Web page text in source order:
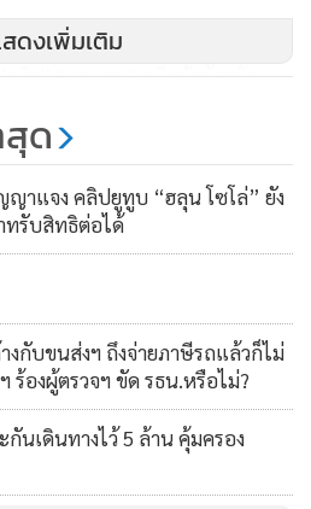
[คลิป] “ดร.เจน” อดีตนักร้องดัง
ภาวะ “พ.ร.ก.ฉุกเฉิน”
ดงเพิ่มเติม
ด
าแจง คลิปยูทูบ “ฮลุน โซโล่” ยัง
ทรับสิทธิต่อได้
งกับขนส่งฯ ถึงจ่ายภาษีรถแล้วก็ไม่
ร้องผู้ตรวจฯ ขัด รธน.หรือไม่?
นเดินทางไว้ 5 ล้าน คุ้มครอง